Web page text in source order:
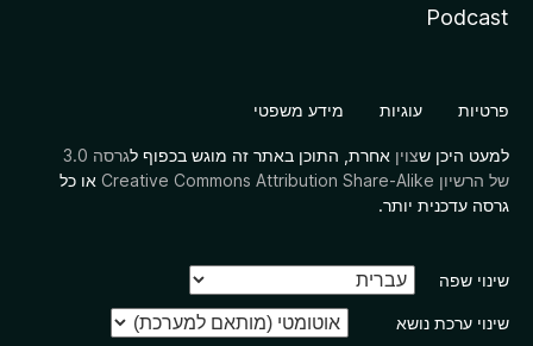
Podcast
פרטיות עוגיות מידע משפטי
למעט היכן שצוין אחרת, התוכן באתר זה מוגש בכפוף ל
גרסה 3.0
של הרשיון Creative Commons Attribution Share-Alike
או כל
גרסה עדכנית יותר.
שינוי שפה
שינוי ערכת נושא